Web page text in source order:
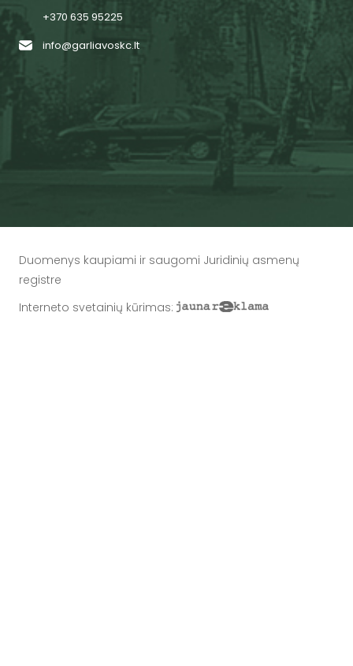
+370 635 95225
info@garliavoskc.lt
Duomenys kaupiami ir saugomi Juridinių asmenų
registre
Interneto svetainių kūrimas: